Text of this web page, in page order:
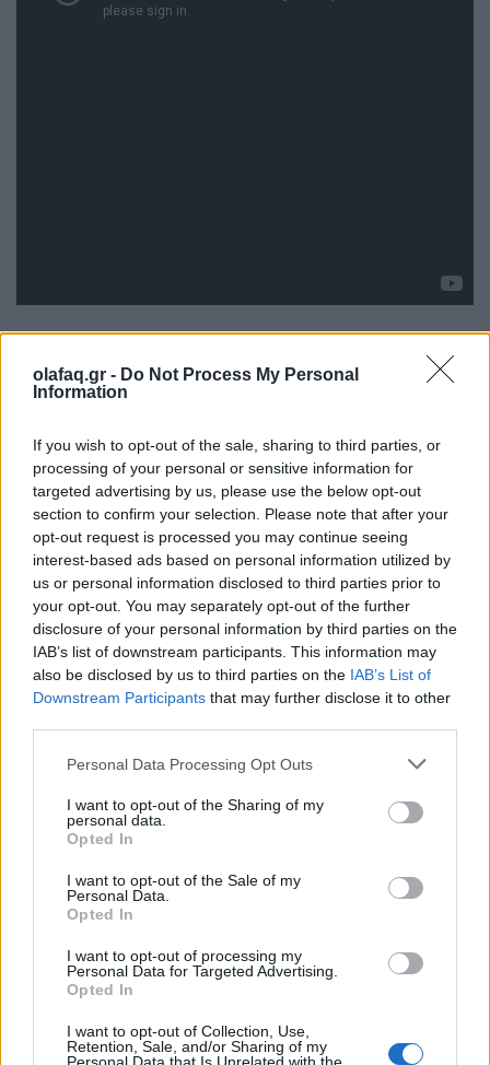
olafaq.gr - Do Not Process My Personal
Information
If you wish to opt-out of the sale, sharing to third parties, or
processing of your personal or sensitive information for
targeted advertising by us, please use the below opt-out
section to confirm your selection. Please note that after your
opt-out request is processed you may continue seeing
interest-based ads based on personal information utilized by
us or personal information disclosed to third parties prior to
your opt-out. You may separately opt-out of the further
disclosure of your personal information by third parties on the
IAB’s list of downstream participants. This information may
also be disclosed by us to third parties on the IAB’s List of
Downstream Participants that may further disclose it to other
Personal Data Processing Opt Outs
I want to opt-out of the Sharing of my
personal data.
Opted In
I want to opt-out of the Sale of my
Personal Data.
Opted In
I want to opt-out of processing my
Personal Data for Targeted Advertising.
Opted In
I want to opt-out of Collection, Use,
Retention, Sale, and/or Sharing of my
Θα μπορούσε να θέσει τις βάσεις για ένα εξωγήινο
διαδίκτυο που δεν θα διαφέρει από το γήινο. Οι
προσωπικές συσκευές θα μπορούσαν να συνδεθούν
σε τέτοια δίκτυα, επιτρέποντας στους αποίκους του
διαστήματος να χρησιμοποιούν smartphones που
θα έχουν πρόσβαση σε όλες τις εφαρμογές και
υπηρεσίες που είναι διαθέσιμες σε όσους βρίσκονται
στη Γη.
Η NASA επέλεξε την Bell Labs στο πλαίσιο της
πρωτοβουλίας της Tipping Point, μιας σειράς
συνεργασιών με εταιρείες για την ανάπτυξη
τεχνολογιών για μελλοντικές αποστολές που τις
φέρνουν σε προνομιακή θέση ως προς τους βασικούς
ρόλους στη μελλοντική λεγόμενη διαστημική
οικονομία. Έτσι, η Bell Labs έλαβε επιχορήγηση